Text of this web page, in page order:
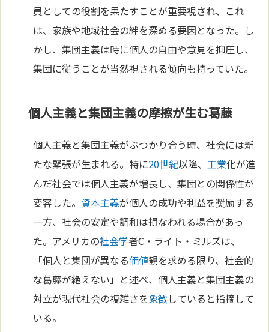
員としての役割を果たすことが重要視され、これ
は、家族や地域社会の絆を深める要因となった。し
かし、集団主義は時に個人の自由や意見を抑圧し、
集団に従うことが当然視される傾向も持っていた。
個人主義と集団主義の摩擦が生む葛藤
個人主義と集団主義がぶつかり合う時、社会には新
たな緊張が生まれる。特に20世紀以降、工業化が進
んだ社会では個人主義が増長し、集団との関係性が
変容した。 資本主義が個人の成功や利益を奨励する
一方、社会の安定や調和は損なわれる場合があっ
た。アメリカの社会学者C・ライト・ミルズは、
「個人と集団が異なる価値観を求める限り、社会的
な葛藤が絶えない」と述べ、個人主義と集団主義の
対立が現代社会の複雑さを象徴していると指摘して
いる。